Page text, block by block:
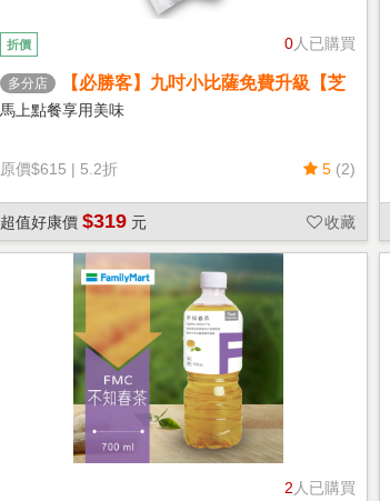
0人已購買
折價
多分店
【必勝客】九吋小比薩免費升級【芝
心餅皮】享樂券
馬上點餐享用美味
原價$615 | 5.2折 5 (2)
超值好康價 $319 元 收藏
2 人已購買